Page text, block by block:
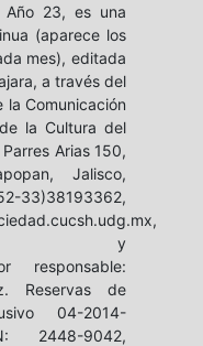
23, es una
(aparece los
mes), editada
a través del
la Comunicación
la Cultura del
Arias 150,
Jalisco,
y
responsable:
Reservas de
04-2014-
2448-9042,